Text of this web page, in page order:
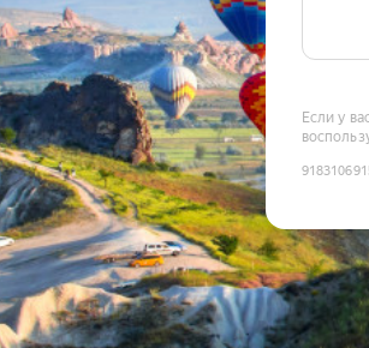
Если у